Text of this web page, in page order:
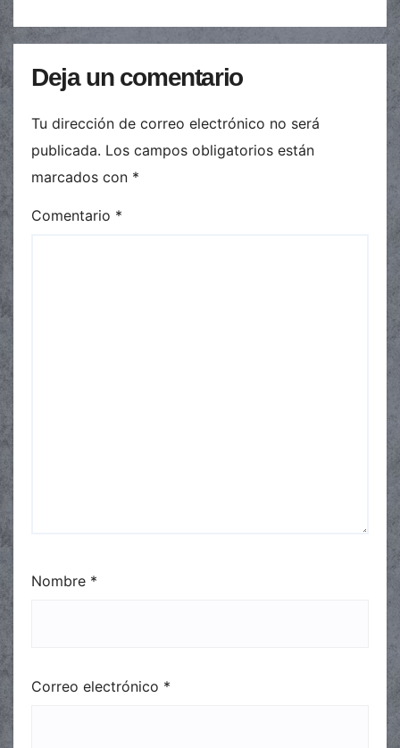
Deja un comentario
Tu dirección de correo electrónico no será
publicada. Los campos obligatorios están
marcados con *
Comentario *
Nombre *
Correo electrónico *